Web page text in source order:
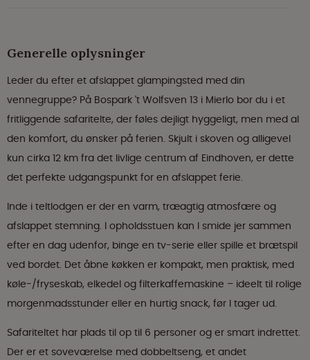
Generelle oplysninger
Leder du efter et afslappet glampingsted med din
vennegruppe? På Bospark 't Wolfsven 13 i Mierlo bor du i et
fritliggende safaritelte, der føles dejligt hyggeligt, men med al
den komfort, du ønsker på ferien. Skjult i skoven og alligevel
kun cirka 12 km fra det livlige centrum af Eindhoven, er dette
det perfekte udgangspunkt for en afslappet ferie.
Inde i teltlodgen er der en varm, træagtig atmosfære og
afslappet stemning. I opholdsstuen kan I smide jer sammen
efter en dag udenfor, binge en tv-serie eller spille et brætspil
ved bordet. Det åbne køkken er kompakt, men praktisk, med
køle-/fryseskab, elkedel og filterkaffemaskine – ideelt til rolige
morgenmadsstunder eller en hurtig snack, før I tager ud.
Safariteltet har plads til op til 6 personer og er smart indrettet.
Der er et soveværelse med dobbeltseng, et andet